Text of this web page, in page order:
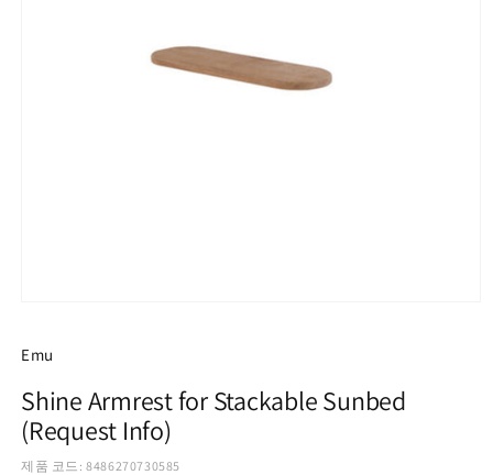
에
미
디
어
1
열
Emu
Shine Armrest for Stackable Sunbed
(Request Info)
제품 코드: 8486270730585